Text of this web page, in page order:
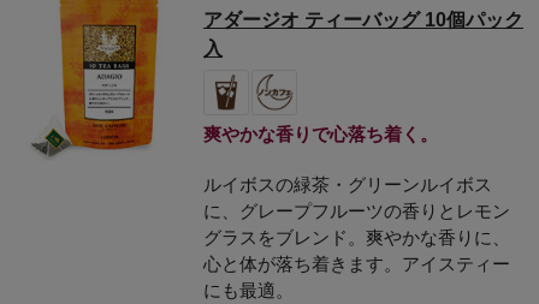
アダージオ ティーバッグ 10個パック
入
爽やかな香りで心落ち着く。
ルイボスの緑茶・グリーンルイボス
に、グレープフルーツの香りとレモン
グラスをブレンド。爽やかな香りに、
心と体が落ち着きます。アイスティー
にも最適。